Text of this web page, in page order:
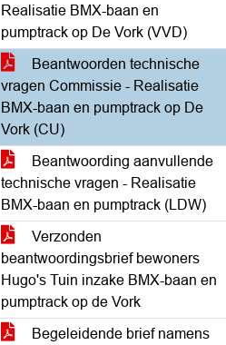
Realisatie BMX-baan en
pumptrack op De Vork (VVD)
Beantwoorden technische
vragen Commissie - Realisatie
BMX-baan en pumptrack op De
Vork (CU)
Beantwoording aanvullende
technische vragen - Realisatie
BMX-baan en pumptrack (LDW)
Verzonden
beantwoordingsbrief bewoners
Hugo's Tuin inzake BMX-baan en
pumptrack op de Vork
Begeleidende brief namens